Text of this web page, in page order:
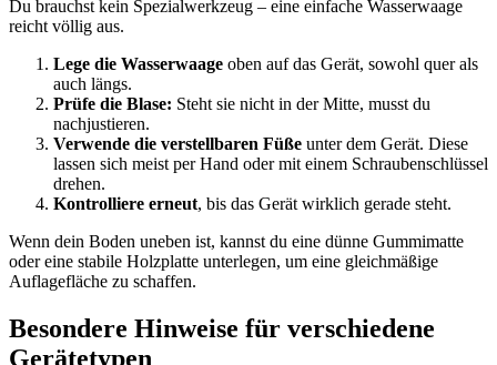
Du brauchst kein Spezialwerkzeug – eine einfache Wasserwaage
reicht völlig aus.
Lege die Wasserwaage oben auf das Gerät, sowohl quer als
auch längs.
Prüfe die Blase: Steht sie nicht in der Mitte, musst du
nachjustieren.
Verwende die verstellbaren Füße unter dem Gerät. Diese
lassen sich meist per Hand oder mit einem Schraubenschlüssel
drehen.
Kontrolliere erneut, bis das Gerät wirklich gerade steht.
Wenn dein Boden uneben ist, kannst du eine dünne Gummimatte
oder eine stabile Holzplatte unterlegen, um eine gleichmäßige
Auflagefläche zu schaffen.
Besondere Hinweise für verschiedene
Gerätetypen